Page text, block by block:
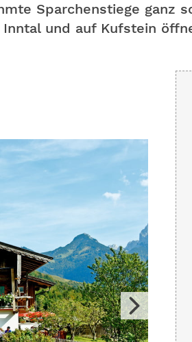
Sparchenstiege ganz
und auf Kufstein